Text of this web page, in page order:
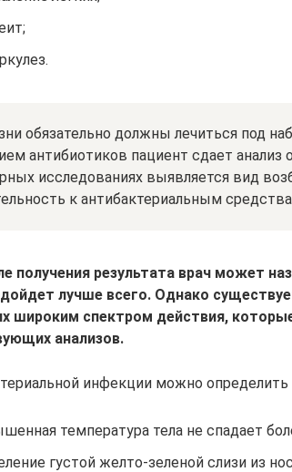
обязательно должны лечиться под
антибиотиков пациент сдает анализ
исследованиях выявляется вид
к антибактериальным
получения результата врач может
лучше всего. Однако
широким спектром действия,
анализов.
инфекции можно
температура тела не спадает
густой желто-зеленой слизи из